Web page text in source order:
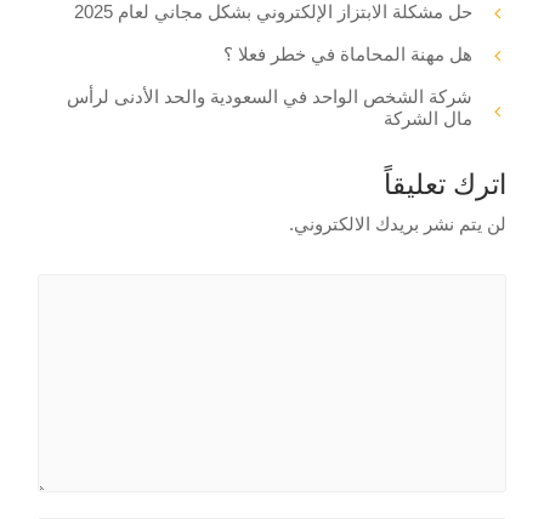
حل مشكلة الابتزاز الإلكتروني بشكل مجاني لعام 2025
هل مهنة المحاماة في خطر فعلا ؟
شركة الشخص الواحد في السعودية والحد الأدنى لرأس
مال الشركة
اترك تعليقاً
لن يتم نشر بريدك الالكتروني.